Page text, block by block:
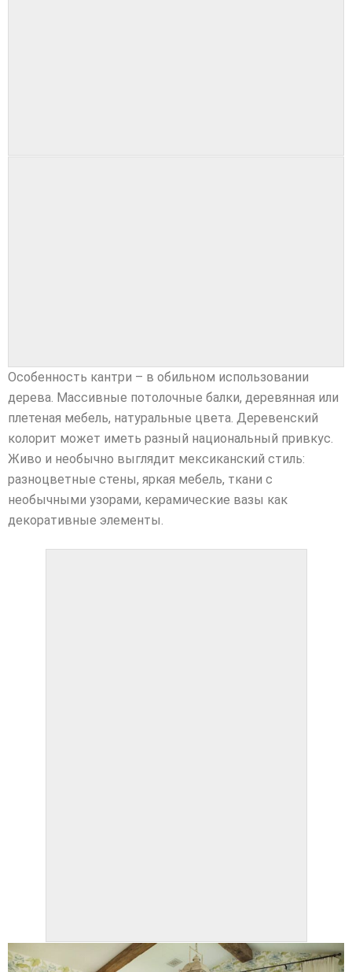
Особенность кантри – в обильном использовании
дерева. Массивные потолочные балки, деревянная или
плетеная мебель, натуральные цвета. Деревенский
колорит может иметь разный национальный привкус.
Живо и необычно выглядит мексиканский стиль:
разноцветные стены, яркая мебель, ткани с
необычными узорами, керамические вазы как
декоративные элементы.